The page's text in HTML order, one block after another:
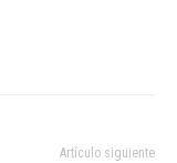
Artículo siguiente